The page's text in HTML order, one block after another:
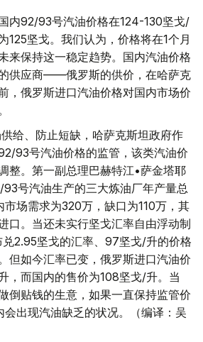
内92/93号汽油价格在124-130坚戈/
125坚戈。我们认为，价格将在1个月
来保持这一稳定趋势。国内汽油价格
供应商——俄罗斯的供价，在哈萨克
，俄罗斯进口汽油价格对国内市场价
给、防止短缺，哈萨克斯坦政府作
93号汽油价格的监管，该类汽油价
整。第一副总理巴赫特江•萨金塔耶
号汽油生产的三大炼油厂年产量总
市场需求为320万，缺口为110万，其
口。当还未实行坚戈汇率自由浮动制
兑2.95坚戈的汇率、97坚戈/升的价格
但如今汇率已变，俄罗斯进口汽油价
，而国内的售价为108坚戈/升。当
倒贴钱的生意，如果一直保持监管价
出现汽油缺乏的状况。（编译：吴